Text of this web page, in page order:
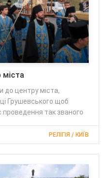
міста
до центру міста,
Грушевського щоб
проведення так званого
РЕЛІГІЯ / КИЇВ